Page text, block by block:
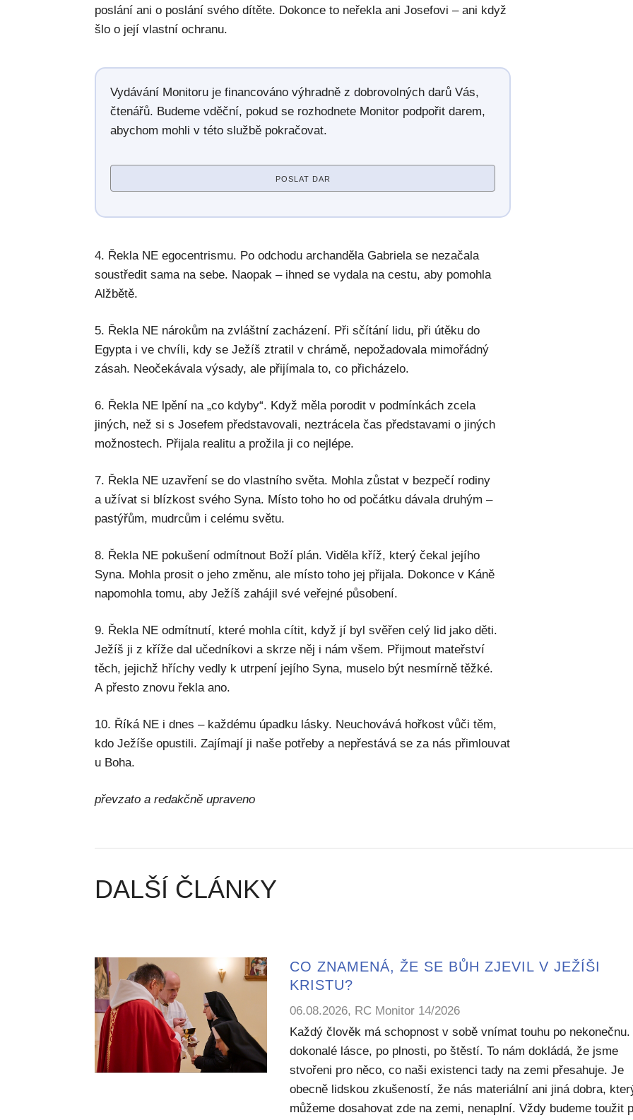
poslání ani o poslání svého dítěte. Dokonce to neřekla ani Josefovi – ani když
šlo o její vlastní ochranu.
Vydávání Monitoru je financováno výhradně z dobrovolných darů Vás,
čtenářů. Budeme vděční, pokud se rozhodnete Monitor podpořit darem,
abychom mohli v této službě pokračovat.
POSLAT DAR
4. Řekla NE egocentrismu. Po odchodu archanděla Gabriela se nezačala
soustředit sama na sebe. Naopak – ihned se vydala na cestu, aby pomohla
Alžbětě.
5. Řekla NE nárokům na zvláštní zacházení. Při sčítání lidu, při útěku do
Egypta i ve chvíli, kdy se Ježíš ztratil v chrámě, nepožadovala mimořádný
zásah. Neočekávala výsady, ale přijímala to, co přicházelo.
6. Řekla NE lpění na „co kdyby“. Když měla porodit v podmínkách zcela
jiných, než si s Josefem představovali, neztrácela čas představami o jiných
možnostech. Přijala realitu a prožila ji co nejlépe.
7. Řekla NE uzavření se do vlastního světa. Mohla zůstat v bezpečí rodiny
a užívat si blízkost svého Syna. Místo toho ho od počátku dávala druhým –
pastýřům, mudrcům i celému světu.
8. Řekla NE pokušení odmítnout Boží plán. Viděla kříž, který čekal jejího
Syna. Mohla prosit o jeho změnu, ale místo toho jej přijala. Dokonce v Káně
napomohla tomu, aby Ježíš zahájil své veřejné působení.
9. Řekla NE odmítnutí, které mohla cítit, když jí byl svěřen celý lid jako děti.
Ježíš ji z kříže dal učedníkovi a skrze něj i nám všem. Přijmout mateřství
těch, jejichž hříchy vedly k utrpení jejího Syna, muselo být nesmírně těžké.
A přesto znovu řekla ano.
10. Říká NE i dnes – každému úpadku lásky. Neuchovává hořkost vůči těm,
kdo Ježíše opustili. Zajímají ji naše potřeby a nepřestává se za nás přimlouvat
u Boha.
převzato a redakčně upraveno
DALŠÍ ČLÁNKY
CO ZNAMENÁ, ŽE SE BŮH ZJEVIL V JEŽÍŠI
KRISTU?
06.08.2026, RC Monitor 14/2026
Každý člověk má schopnost v sobě vnímat touhu po nekonečnu.
dokonalé lásce, po plnosti, po štěstí. To nám dokládá, že jsme
stvořeni pro něco, co naši existenci tady na zemi přesahuje. Je
obecně lidskou zkušeností, že nás materiální ani jiná dobra,
můžeme dosahovat zde na zemi, nenaplní. Vždy budeme toužit